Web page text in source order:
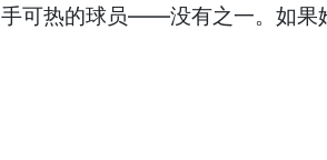
可热的球员——没有之一。如果